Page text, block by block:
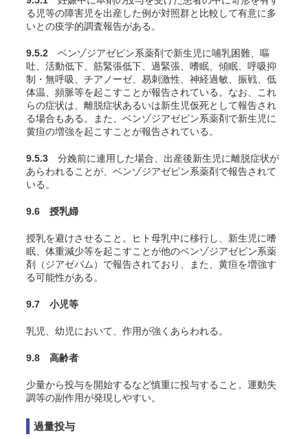
る児等の障害児を出産した例が対照群と比較して有意に多
いとの疫学的調査報告がある。
9.5.2 ベンゾジアゼピン系薬剤で新生児に哺乳困難、嘔
吐、活動低下、筋緊張低下、過緊張、嗜眠、傾眠、呼吸抑
制・無呼吸、チアノーゼ、易刺激性、神経過敏、振戦、低
体温、頻脈等を起こすことが報告されている。なお、これ
らの症状は、離脱症状あるいは新生児仮死として報告され
る場合もある。また、ベンゾジアゼピン系薬剤で新生児に
黄疸の増強を起こすことが報告されている。
9.5.3 分娩前に連用した場合、出産後新生児に離脱症状が
あらわれることが、ベンゾジアゼピン系薬剤で報告されて
いる。
9.6 授乳婦
授乳を避けさせること。ヒト母乳中に移行し、新生児に嗜
眠、体重減少等を起こすことが他のベンゾジアゼピン系薬
剤（ジアゼパム）で報告されており、また、黄疸を増強す
る可能性がある。
9.7 小児等
乳児、幼児において、作用が強くあらわれる。
9.8 高齢者
少量から投与を開始するなど慎重に投与すること。運動失
調等の副作用が発現しやすい。
過量投与